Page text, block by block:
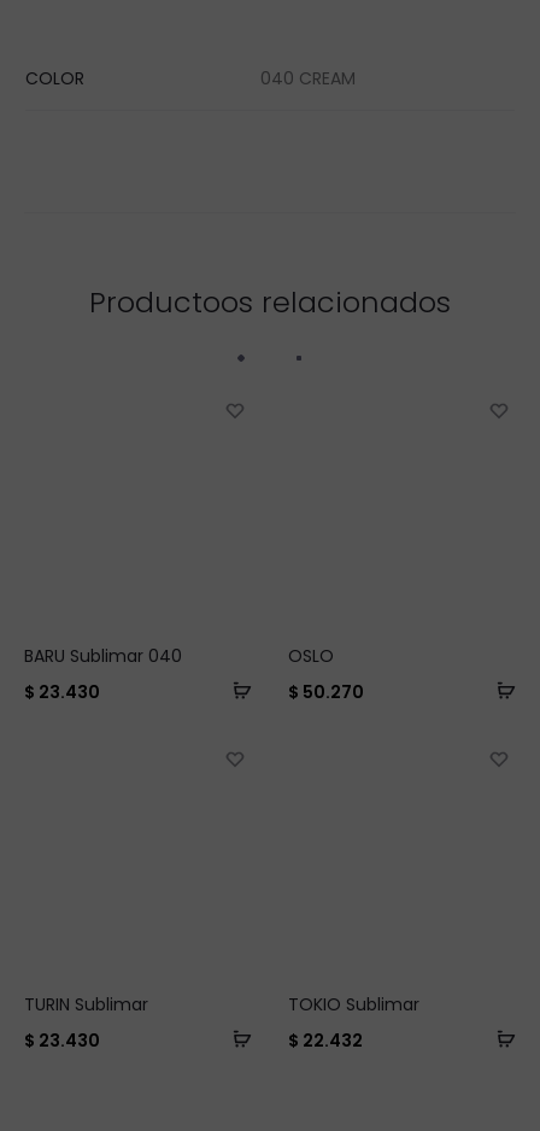
COLOR 040 CREAM
Productoos relacionados
BARU Sublimar 040
$ 23.430
OSLO
$ 50.270
TURIN Sublimar
$ 23.430
TOKIO Sublimar
$ 22.432